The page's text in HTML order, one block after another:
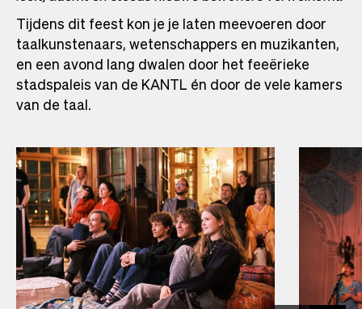
Tijdens dit feest kon je je laten meevoeren door
taalkunstenaars, wetenschappers en muzikanten,
en een avond lang dwalen door het feeërieke
stadspaleis van de KANTL én door de vele kamers
van de taal.